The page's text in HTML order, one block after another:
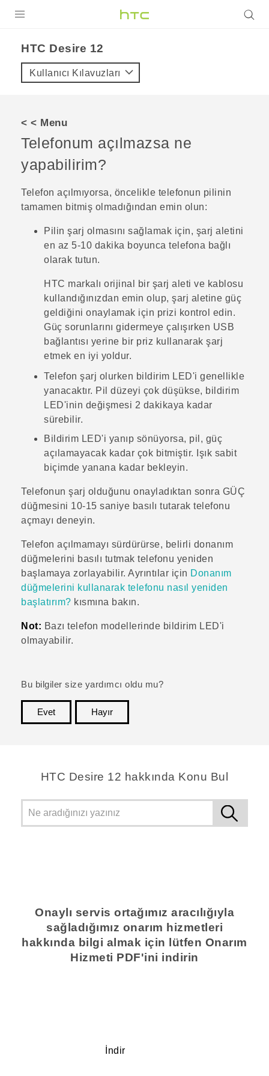
VIVE
VIVERSE
DESTEK
HTC Desire 12‎
Kullanıcı Kılavuzları
< < Menu
Telefonum açılmazsa ne
yapabilirim?
Telefon açılmıyorsa, öncelikle telefonun pilinin
tamamen bitmiş olmadığından emin olun:
Pilin şarj olmasını sağlamak için, şarj aletini
en az 5-10 dakika boyunca telefona bağlı
olarak tutun.
HTC markalı orijinal bir şarj aleti ve kablosu
kullandığınızdan emin olup, şarj aletine güç
geldiğini onaylamak için prizi kontrol edin.
Güç sorunlarını gidermeye çalışırken USB
bağlantısı yerine bir priz kullanarak şarj
etmek en iyi yoldur.
Telefon şarj olurken bildirim LED'i genellikle
yanacaktır. Pil düzeyi çok düşükse, bildirim
LED'inin değişmesi 2 dakikaya kadar
sürebilir.
Bildirim LED'i yanıp sönüyorsa, pil, güç
açılamayacak kadar çok bitmiştir. Işık sabit
biçimde yanana kadar bekleyin.
Telefonun şarj olduğunu onayladıktan sonra GÜÇ
düğmesini 10-15 saniye basılı tutarak telefonu
açmayı deneyin.
Telefon açılmamayı sürdürürse, belirli donanım
düğmelerini basılı tutmak telefonu yeniden
başlamaya zorlayabilir. Ayrıntılar için Donanım
düğmelerini kullanarak telefonu nasıl yeniden
başlatırım? kısmına bakın.
Not: Bazı telefon modellerinde bildirim LED'i
olmayabilir.
Bu bilgiler size yardımcı oldu mu?
Evet
Hayır
HTC Desire 12 hakkında Konu Bul
Onaylı servis ortağımız aracılığıyla
sağladığımız onarım hizmetleri
hakkında bilgi almak için lütfen Onarım
Hizmeti PDF'ini indirin
İndir